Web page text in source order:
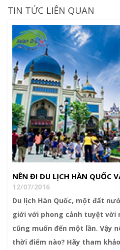
TIN TỨC LIÊN QUAN
NÊN ĐI DU LỊCH HÀN QUỐC
12/07/2016
Du lịch Hàn Quốc, một đất
giới với phong cảnh tuyệt vời
cũng muốn đến một lần. Vậy
thời điểm nào? Hãy tham